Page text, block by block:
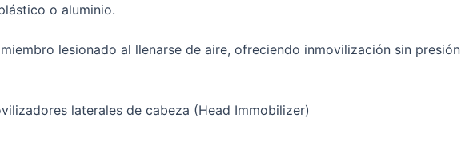
o aluminio.
lesionado al llenarse de aire, ofreciendo inmovilización sin presión
laterales de cabeza (Head Immobilizer)